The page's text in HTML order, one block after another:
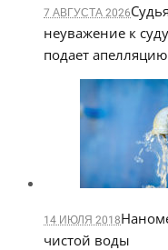
7 АВГУСТА 2026
неуважение к
подает апелляцию
14 ИЮЛЯ 2018
чистой воды